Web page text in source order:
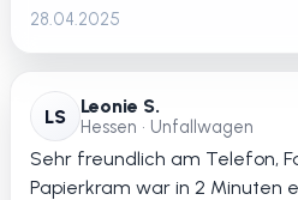
28.04.2025
LS Leonie S.
Hessen • Unfallwagen
Sehr freundlich am Telefon,
Papierkram war in 2 Minuten